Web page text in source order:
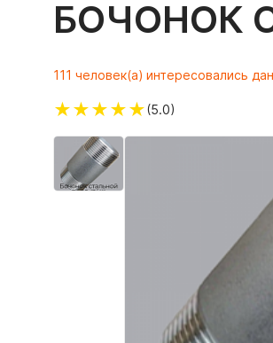
БОЧОНОК
111 человек(а) интересовались
★★★★★(5.0)